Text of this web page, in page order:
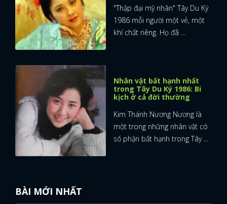
"Thập đại mỹ nhân" Tây Du Ký
1986 mỗi người một vẻ, một
khí chất riêng. Họ đã ...
Nhân vật bất hạnh nhất
trong Tây Du Ký 1986: Bi
kịch ở cả đời thường
Kim Thánh Nương Nương là
một trong những nhân vật có
số phận bất hạnh trong Tây ...
BÀI MỚI NHẤT